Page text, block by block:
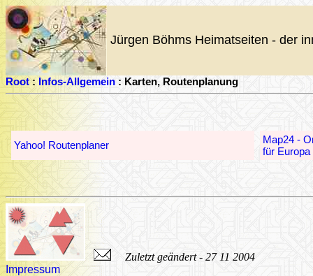
Jürgen Böhms Heimatseiten - der
Root: Infos-Allgemein : Karten, Routenplanung
Yahoo! Routenplaner
Map24 -
für Europa
Zuletzt geändert - 27 11 2004
Impressum